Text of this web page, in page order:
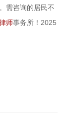
需咨询的居民不
师事务所！2025